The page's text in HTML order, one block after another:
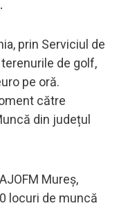
prin Serviciul de
de golf,
pe oră.
către
din județul
Mureş,
locuri de muncă